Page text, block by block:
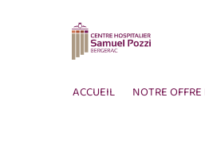
ACCUEIL NOTRE